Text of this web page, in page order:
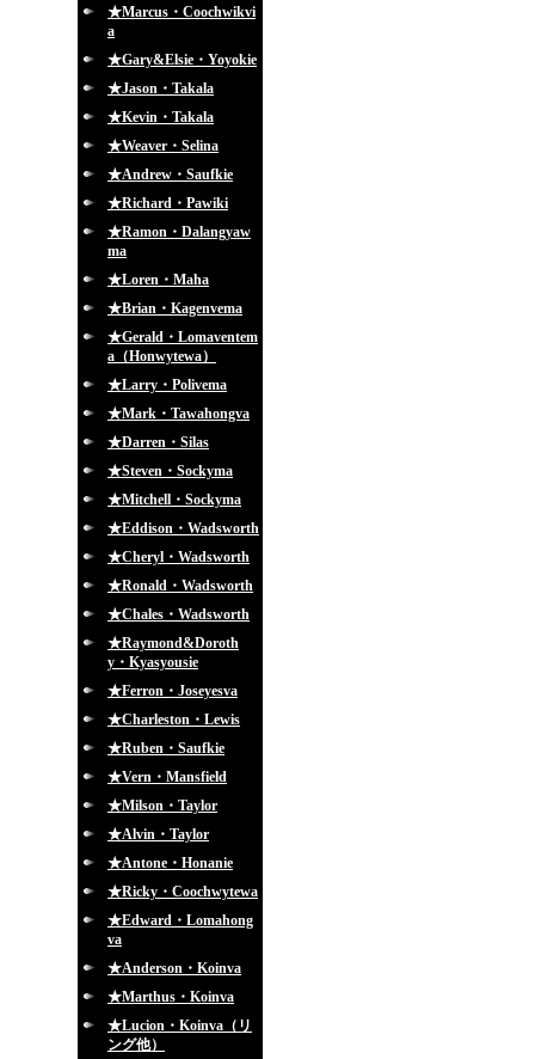
★Marcus・Coochwikvi
a
★Gary&Elsie・Yoyokie
★Jason・Takala
★Kevin・Takala
★Weaver・Selina
★Andrew・Saufkie
★Richard・Pawiki
★Ramon・Dalangyaw
ma
★Loren・Maha
★Brian・Kagenvema
★Gerald・Lomaventem
a（Honwytewa）
★Larry・Polivema
★Mark・Tawahongva
★Darren・Silas
★Steven・Sockyma
★Mitchell・Sockyma
★Eddison・Wadsworth
★Cheryl・Wadsworth
★Ronald・Wadsworth
★Chales・Wadsworth
★Raymond&Doroth
y・Kyasyousie
★Ferron・Joseyesva
★Charleston・Lewis
★Ruben・Saufkie
★Vern・Mansfield
★Milson・Taylor
★Alvin・Taylor
★Antone・Honanie
★Ricky・Coochwytewa
★Edward・Lomahong
va
★Anderson・Koinva
★Marthus・Koinva
★Lucion・Koinva（リ
ング他）